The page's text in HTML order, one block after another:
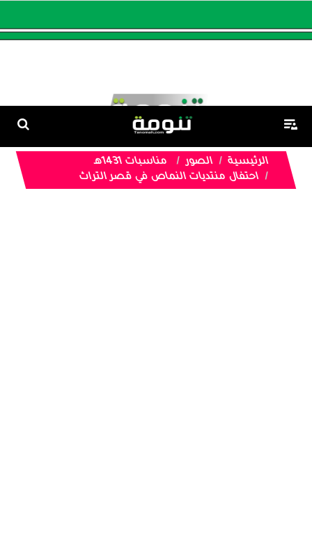
الرئيسية الصور
مناسبات 1431هـ
احتفال منتديات النماص في قصر التراث